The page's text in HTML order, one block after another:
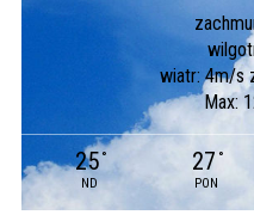
wiatr: 4m/s
Max:
25 °
ND
27 °
PON